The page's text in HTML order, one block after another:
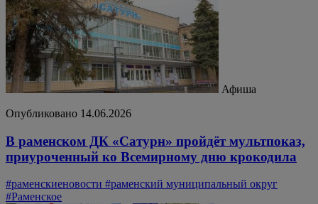
Афиша
Опубликовано 14.06.2026
В раменском ДК «Сатурн» пройдёт мультпоказ,
приуроченный ко Всемирному дню крокодила
#раменскиеновости #раменский муниципальный округ
#Раменское